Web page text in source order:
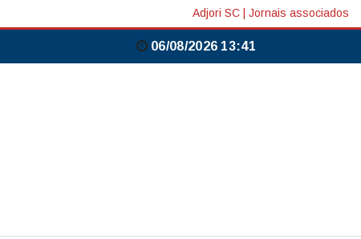
Adjori SC Jornais associados
06/08/2026 13:41